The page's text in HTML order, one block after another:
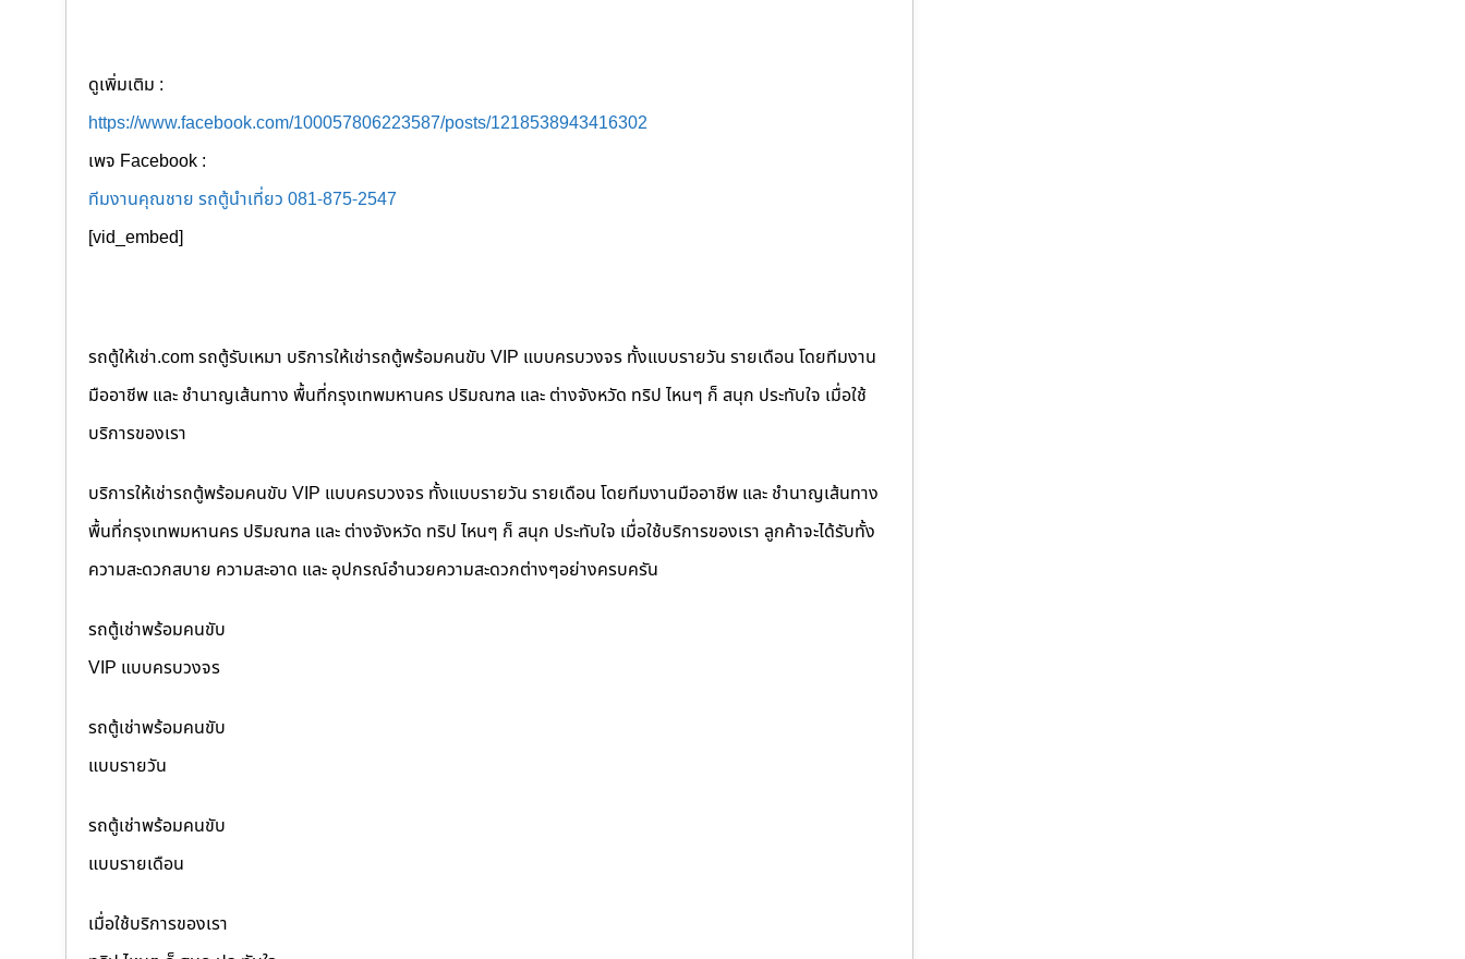
ดูเพิ่มเติม :
https://www.facebook.com/100057806223587/posts/1218538943416302
เพจ Facebook :
ทีมงานคุณชาย รถตู้นำเที่ยว 081-875-2547
[vid_embed]
รถตู้ให้เช่า.com รถตู้รับเหมา บริการให้เช่ารถตู้พร้อมคนขับ VIP แบบครบวงจร ทั้งแบบรายวัน รายเดือน โดยทีมงาน
มืออาชีพ และ ชำนาญเส้นทาง พื้นที่กรุงเทพมหานคร ปริมณฑล และ ต่างจังหวัด ทริป ไหนๆ ก็ สนุก ประทับใจ เมื่อใช้
บริการของเรา
บริการให้เช่ารถตู้พร้อมคนขับ VIP แบบครบวงจร ทั้งแบบรายวัน รายเดือน โดยทีมงานมืออาชีพ และ ชำนาญเส้นทาง
พื้นที่กรุงเทพมหานคร ปริมณฑล และ ต่างจังหวัด ทริป ไหนๆ ก็ สนุก ประทับใจ เมื่อใช้บริการของเรา ลูกค้าจะได้รับทั้ง
ความสะดวกสบาย ความสะอาด และ อุปกรณ์อำนวยความสะดวกต่างๆอย่างครบครัน
รถตู้เช่าพร้อมคนขับ
VIP แบบครบวงจร
รถตู้เช่าพร้อมคนขับ
แบบรายวัน
รถตู้เช่าพร้อมคนขับ
แบบรายเดือน
เมื่อใช้บริการของเรา